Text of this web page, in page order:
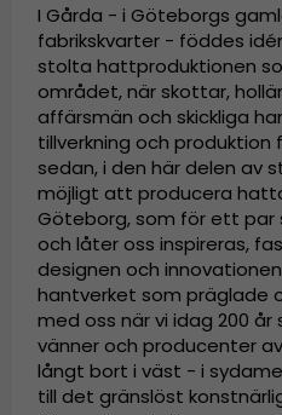
I Gårda - i Göteborgs
fabrikskvarter - föddes
stolta hattproduktionen
området, när skottar,
affärsmän och skickliga
tillverkning och
sedan, i den här delen av
möjligt att producera
Göteborg, som för ett par
och låter oss inspireras,
designen och
hantverket som präglade
med oss när vi idag 200
vänner och producenter
långt bort i väst - i
till det gränslöst